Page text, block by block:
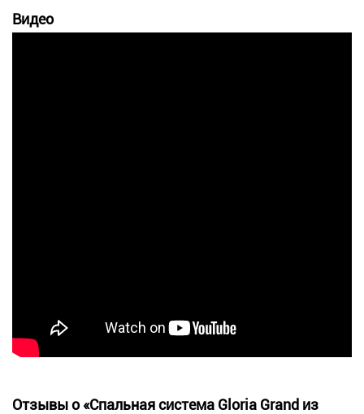
Видео
Отзывы о «Спальная система Gloria Grand из